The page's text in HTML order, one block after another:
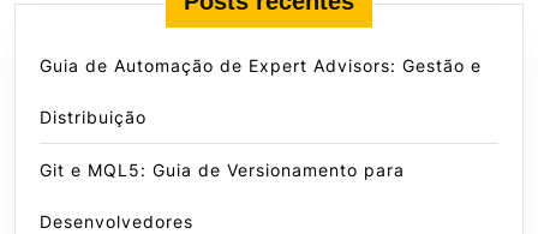
Guia de Automação de Expert Advisors: Gestão e
Distribuição
Git e MQL5: Guia de Versionamento para
Desenvolvedores